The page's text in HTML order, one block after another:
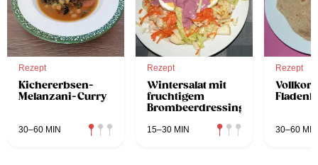
Rezept
Kichererbsen-
Melanzani-Curry
30–60 MIN
Rezept
Wintersalat mit
fruchtigem
Brombeerdressing
15–30 MIN
Rezept
30–60 MIN